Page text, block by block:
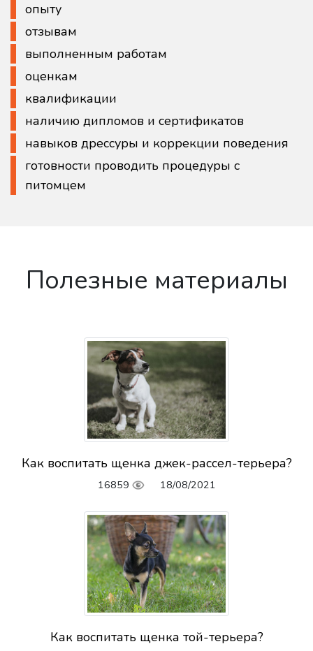
опыту
отзывам
выполненным работам
оценкам
квалификации
наличию дипломов и сертификатов
навыков дрессуры и коррекции поведения
готовности проводить процедуры с
питомцем
Полезные материалы
Как воспитать щенка джек-рассел-терьера?
16859 18/08/2021
Как воспитать щенка той-терьера?